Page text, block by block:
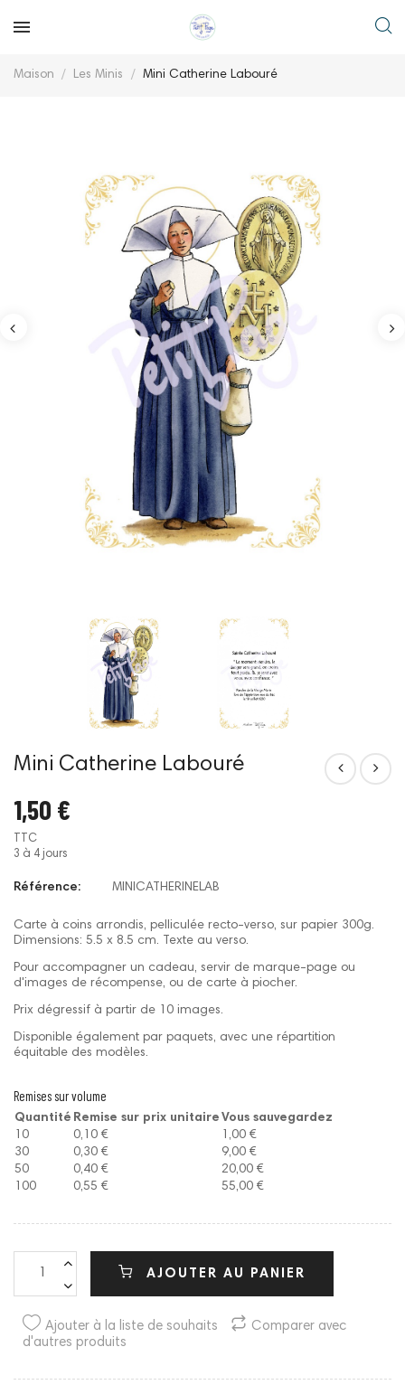
Maison Les Minis Mini Catherine Labouré
Mini Catherine Labouré
1,50 €
TTC
3 à 4 jours
Référence: MINICATHERINELAB
Carte à coins arrondis, pelliculée recto-verso, sur papier 300g.
Dimensions: 5.5 x 8.5 cm. Texte au verso.
Pour accompagner un cadeau, servir de marque-page ou
d'images de récompense, ou de carte à piocher.
Prix dégressif à partir de 10 images.
Disponible également par paquets, avec une répartition
équitable des modèles.
Remises sur volume
Quantité Remise sur prix unitaire Vous sauvegardez
10
0,10 €
1,00 €
30
0,30 €
9,00 €
50
0,40 €
20,00 €
100
0,55 € 55,00 €
AJOUTER AU PANIER
Ajouter à la liste de souhaits
Comparer avec
d'autres produits